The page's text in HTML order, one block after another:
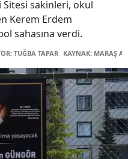
Sitesi sakinleri, okul
Kerem Erdem
sahasına verdi.
TUĞBA TAPAR KAYNAK: MARAŞ